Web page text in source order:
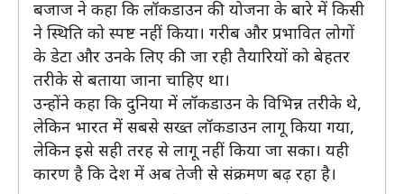
बजाज ने कहा कि लॉकडाउन की योजना के बारे में किसी
ने स्थिति को स्पष्ट नहीं किया। गरीब और प्रभावित लोगों
के डेटा और उनके लिए की जा रही तैयारियों को बेहतर
तरीके से बताया जाना चाहिए था।
उन्होंने कहा कि दुनिया में लॉकडाउन के विभिन्न तरीके थे,
लेकिन भारत में सबसे सख्त लॉकडाउन लागू किया गया,
लेकिन इसे सही तरह से लागू नहीं किया जा सका। यही
कारण है कि देश में अब तेजी से संक्रमण बढ़ रहा है।